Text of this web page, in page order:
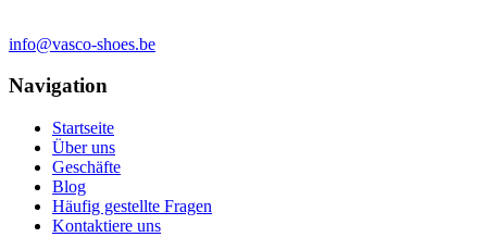
info@vasco-shoes.be
Navigation
Startseite
Über uns
Geschäfte
Blog
Häufig gestellte Fragen
Kontaktiere uns